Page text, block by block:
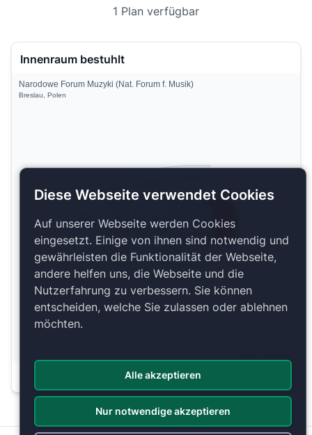
1 Plan verfügbar
Innenraum bestuhlt
A
BI
BII
BIII P
Narodowe Forum Muzyki (Nat. Forum f. Musik)
Breslau, Polen
Plan anzeigen
Diese Webseite verwendet Cookies
Auf unserer Webseite werden Cookies
eingesetzt. Einige von ihnen sind notwendig und
gewährleisten die Funktionalität der Webseite,
andere helfen uns, die Webseite und die
Nutzerfahrung zu verbessern. Sie können
entscheiden, welche Sie zulassen oder ablehnen
möchten.
Alle akzeptieren
Nur notwendige akzeptieren